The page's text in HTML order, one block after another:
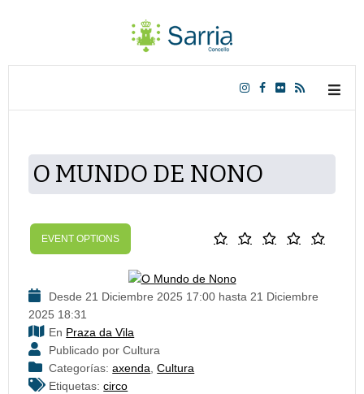
O MUNDO DE NONO
EVENT OPTIONS
Desde 21 Diciembre 2025 17:00 hasta 21 Diciembre
2025 18:31
En Praza da Vila
Publicado por Cultura
Categorías:axenda,Cultura
Etiquetas:circo